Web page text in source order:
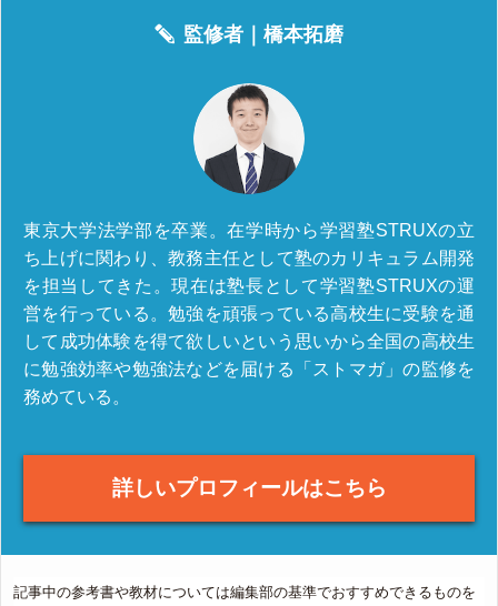
監修者｜橋本拓磨
東京大学法学部を卒業。在学時から学習塾STRUXの立
ち上げに関わり、教務主任として塾のカリキュラム開発
を担当してきた。現在は塾長として学習塾STRUXの運
営を行っている。勉強を頑張っている高校生に受験を通
して成功体験を得て欲しいという思いから全国の高校生
に勉強効率や勉強法などを届ける「ストマガ」の監修を
務めている。
詳しいプロフィールはこちら
記事中の参考書や教材については編集部の基準でおすすめできるものを